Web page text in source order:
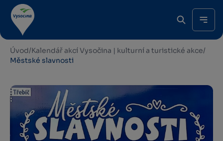
Úvod/Kalendář akcí Vysočina | kulturní a turistické akce/
Městské slavnosti